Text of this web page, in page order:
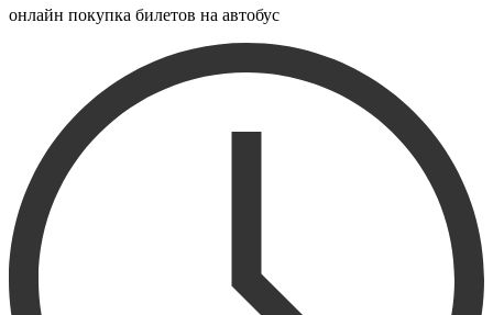
онлайн покупка билетов на автобус